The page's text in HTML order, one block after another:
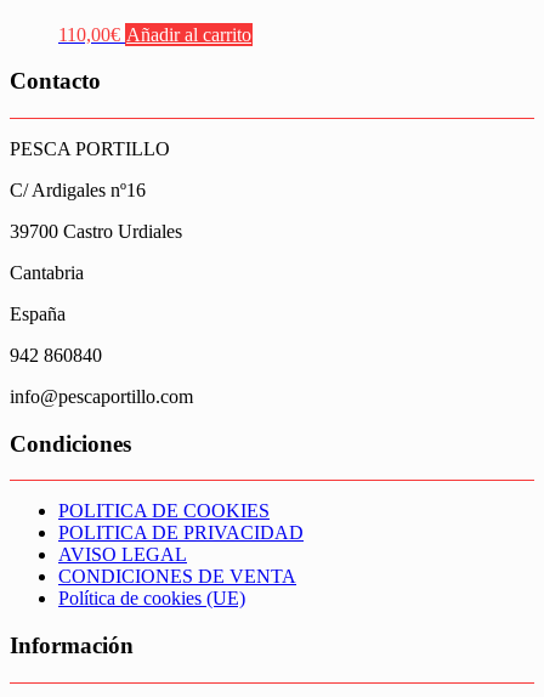
110,00€ Añadir al carrito
Contacto
PESCA PORTILLO
C/ Ardigales nº16
39700 Castro Urdiales
Cantabria
España
942 860840
info@pescaportillo.com
Condiciones
POLITICA DE COOKIES
POLITICA DE PRIVACIDAD
AVISO LEGAL
CONDICIONES DE VENTA
Política de cookies (UE)
Información